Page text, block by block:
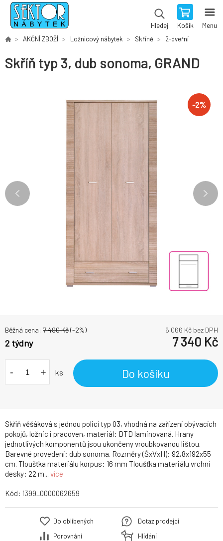
Hledej Košík Menu
AKČNÍ ZBOŽÍ Ložnicový nábytek Skříně 2-dveřní
Skříň typ 3, dub sonoma, GRAND
-2%
Skříň věšáková s jednou policí typ 03, vhodná na zařízení obývacích
pokojů, ložnic i pracoven, materiál: DTD laminovaná. Hrany
jednotlivých komponentů jsou ukončeny vroubkovanou lištou.
Barevné provedení: dub sonoma. Rozměry (ŠxVxH): 92,8x192x55
cm. Tloušťka materiálu korpus: 16 mm Tloušťka materiálu vrchní
desky: 22 m... více
Běžná cena: 7 490Kč(-2%) 6 066 Kč bez DPH
2 týdny 7 340 Kč
- + ks Do košíku
Kód: i399_0000062659
Do oblíbených
Porovnání
Dotaz prodejci
Hlídání